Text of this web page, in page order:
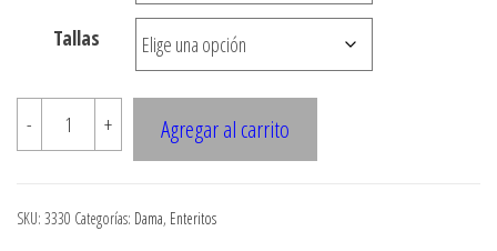
hasta
$7.900
Tallas
-
3330
PAVILOS,
+ Agregar al carrito
SKU: 3330 Categorías: Dama, Enteritos